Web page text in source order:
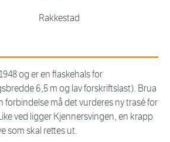
Rakkestad
og er en flaskehals for
6,5 m og lav forskriftslast). Brua
forbindelse må det vurderes ny trasé for
ved ligger Kjennersvingen, en krapp
som skal rettes ut.